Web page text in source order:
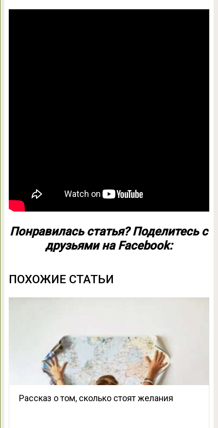
Понравилась статья? Поделитесь с
друзьями на Facebook:
ПОХОЖИЕ СТАТЬИ
Рассказ о том, сколько стоят желания